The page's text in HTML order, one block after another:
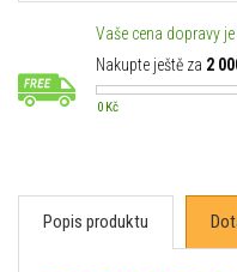
Vaše cena dopravy
Nakupte ještě za 2
0 Kč
Popis produktu